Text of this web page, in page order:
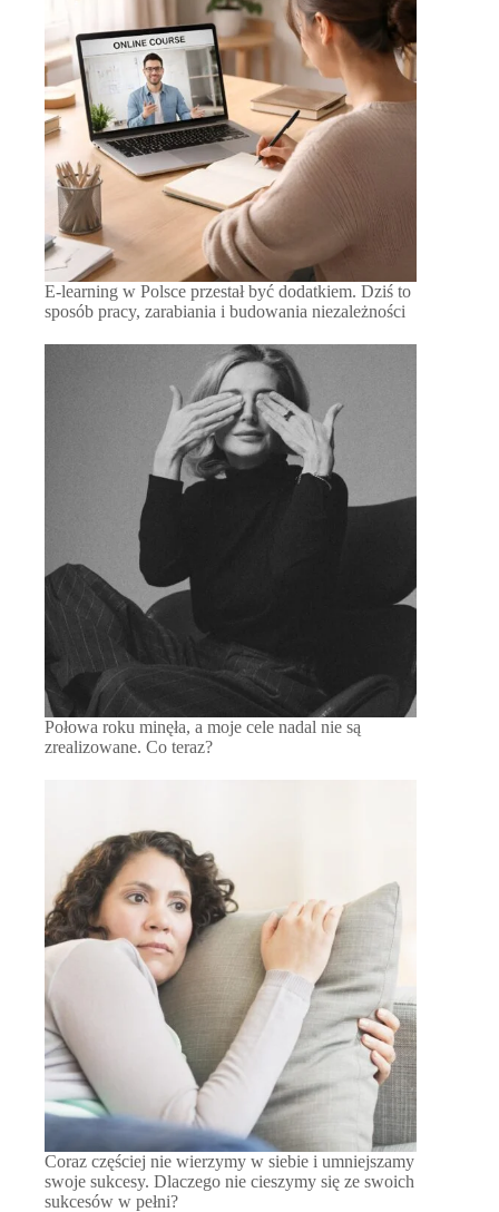
E-learning w Polsce przestał być dodatkiem. Dziś to
sposób pracy, zarabiania i budowania niezależności
Połowa roku minęła, a moje cele nadal nie są
zrealizowane. Co teraz?
Coraz częściej nie wierzymy w siebie i umniejszamy
swoje sukcesy. Dlaczego nie cieszymy się ze swoich
sukcesów w pełni?